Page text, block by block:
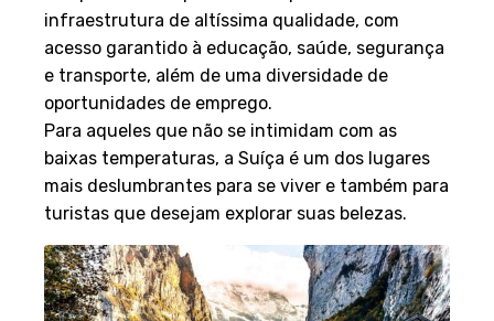
infraestrutura de altíssima qualidade, com
acesso garantido à educação, saúde, segurança
e transporte, além de uma diversidade de
oportunidades de emprego.
Para aqueles que não se intimidam com as
baixas temperaturas, a Suíça é um dos lugares
mais deslumbrantes para se viver e também para
turistas que desejam explorar suas belezas.